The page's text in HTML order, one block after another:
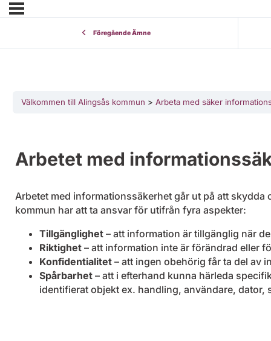
Föregående Ämne
Välkommen till Alingsås kommun Arbeta med säker
Arbetet med
Arbetet med informationssäkerhet går ut på att
kommun har att ta ansvar för utifrån fyra aspekter:
Tillgänglighet– att information är tillgänglig när
Riktighet – att information inte är förändrad eller
Konfidentialitet – att ingen obehörig får ta del av
Spårbarhet – att i efterhand kunna härleda
identifierat objekt ex. handling, användare, dator,